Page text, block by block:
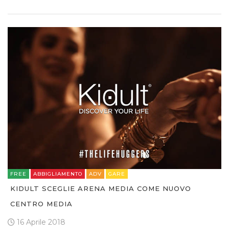
FREE ABBIGLIAMENTO ADV GARE
KIDULT SCEGLIE ARENA MEDIA COME NUOVO
CENTRO MEDIA
16 Aprile 2018